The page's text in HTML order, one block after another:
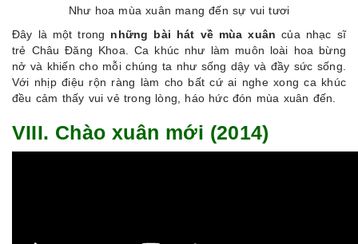
Như hoa mùa xuân mang đến sự vui tươi
Đây là một trong những bài hát về mùa xuân của nhạc sĩ
trẻ Châu Đăng Khoa. Ca khúc như làm muôn loài hoa bừng
nở và khiến cho mỗi chúng ta như sống dậy và đầy sức sống.
Với nhịp điệu rộn ràng làm cho bất cứ ai nghe xong ca khúc
đều cảm thấy vui vẻ trong lòng, háo hức đón mùa xuân đến.
VIII. Chào xuân mới (2014)